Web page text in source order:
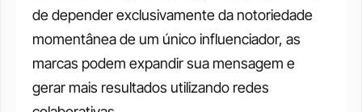
de depender exclusivamente da notoriedade
momentânea de um único influenciador, as
marcas podem expandir sua mensagem e
gerar mais resultados utilizando redes